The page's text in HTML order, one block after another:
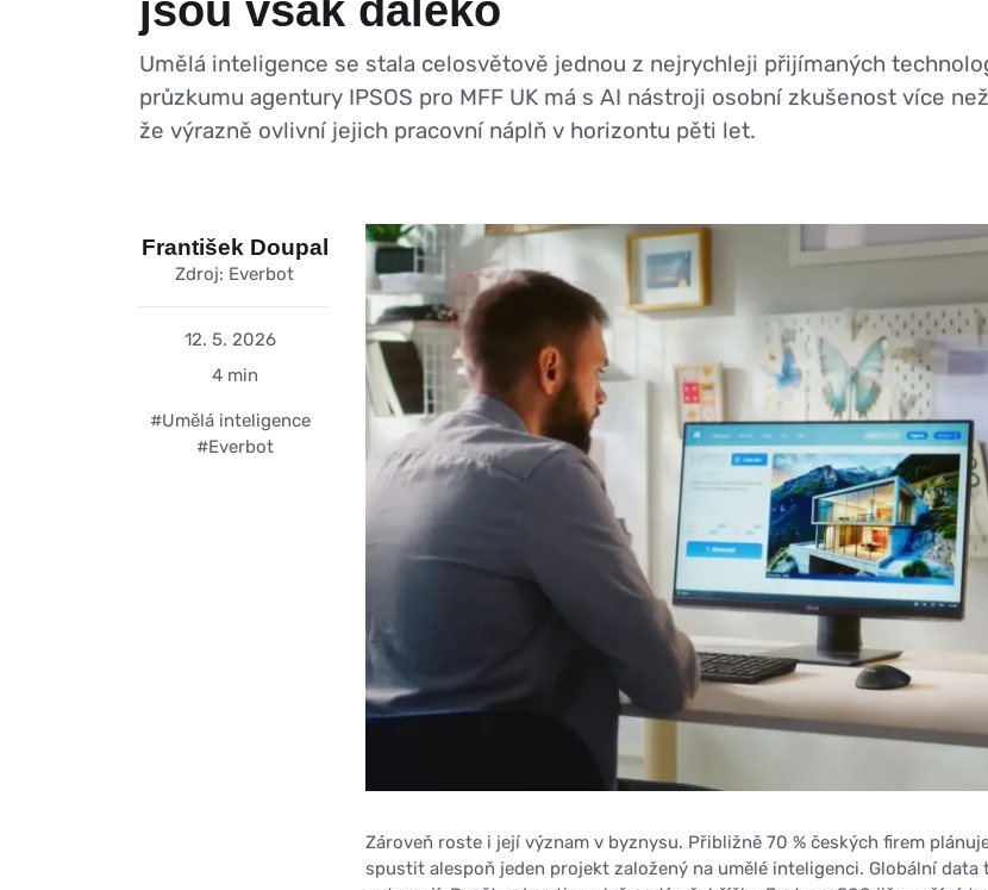
jsou však daleko
Umělá inteligence se stala celosvětově jednou z nejrychleji přijímaných
průzkumu agentury IPSOS pro MFF UK má s AI nástroji osobní zkušenost více
že výrazně ovlivní jejich pracovní náplň v horizontu pěti let.
František Doupal
Zdroj: Everbot
12. 5. 2026
4 min
#Umělá inteligence
#Everbot
Zároveň roste i její význam v byznysu. Přibližně 70 % českých firem
spustit alespoň jeden projekt založený na umělé inteligenci. Globální data